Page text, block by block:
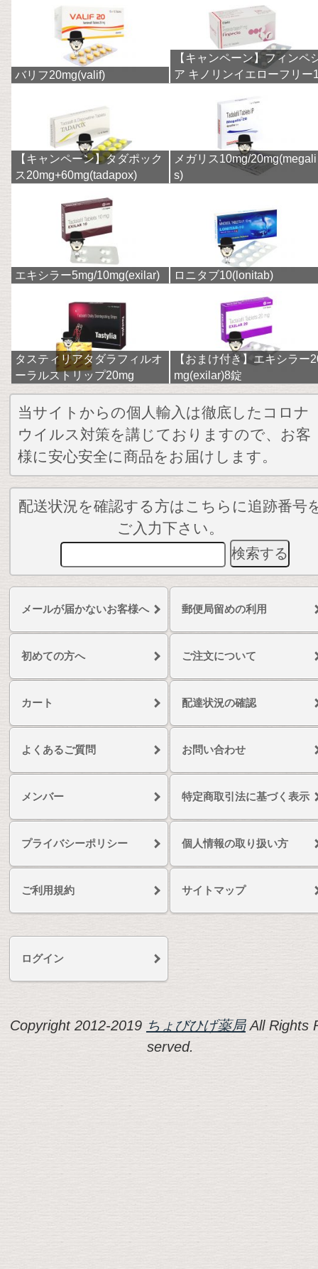
バリフ20mg(valif)
【キャンペーン】フィンペ
ア キノリンイエローフリー
【キャンペーン】タダポック
ス20mg+60mg(tadapox)
メガリス10mg/20mg(megali
s)
エキシラー5mg/10mg(exilar) ロニタブ10(lonitab)
タスティリアタダラフィルオ
ーラルストリップ20mg
【おまけ付き】エキシラー
mg(exilar)8錠
当サイトからの個人輸入は徹底したコロナ
ウイルス対策を講じておりますので、お客
様に安心安全に商品をお届けします。
配送状況を確認する方はこちらに追跡番号
ご入力下さい。
メールが届かないお客様へ 郵便局留めの利用
初めての方へ ご注文について
カート 配達状況の確認
よくあるご質問 お問い合わせ
メンバー 特定商取引法に基づく表示
プライバシーポリシー 個人情報の取り扱い方
ご利用規約 サイトマップ
ログイン
Copyright 2012-2019 ちょびひげ薬局All Rights
served.